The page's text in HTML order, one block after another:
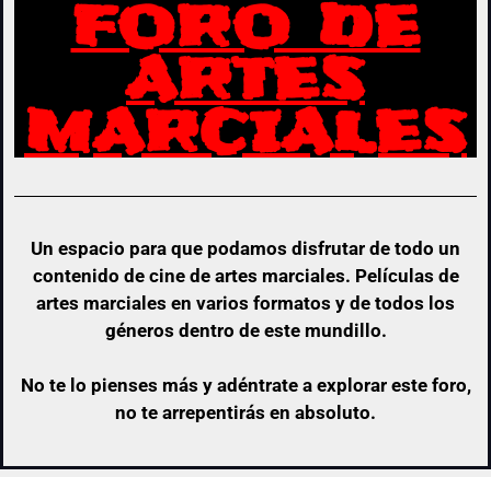
FORO DE
ARTES
MARCIALES
Un espacio para que podamos disfrutar de todo un
contenido de cine de artes marciales. Películas de
artes marciales en varios formatos y de todos los
géneros dentro de este mundillo.
No te lo pienses más y adéntrate a explorar este foro,
no te arrepentirás en absoluto.